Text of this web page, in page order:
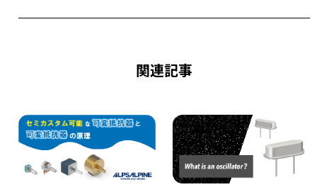
o s
関連記事